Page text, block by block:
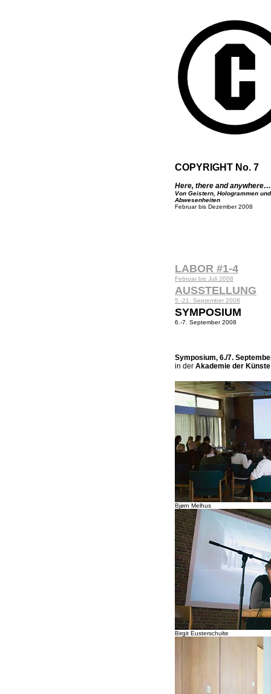
COPYRIGHT No. 7
Here, there and anywhere…
Von Geistern, Hologrammen
Abwesenheiten
Februar bis Dezember 2008
LABOR #1-4
Februar bis Juli 2008
AUSSTELLUNG
5.-21. September 2008
SYMPOSIUM
6.-7. September 2008
Symposium, 6./7.
in der Akademie der Künste
Bjørn Melhus
Birgit Eusterschulte